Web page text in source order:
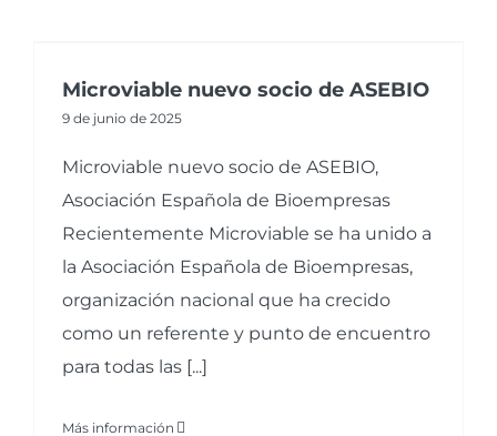
Microviable nuevo socio de ASEBIO
9 de junio de 2025
Microviable nuevo socio de ASEBIO,
Asociación Española de Bioempresas
Recientemente Microviable se ha unido a
la Asociación Española de Bioempresas,
organización nacional que ha crecido
como un referente y punto de encuentro
para todas las [...]
Más información